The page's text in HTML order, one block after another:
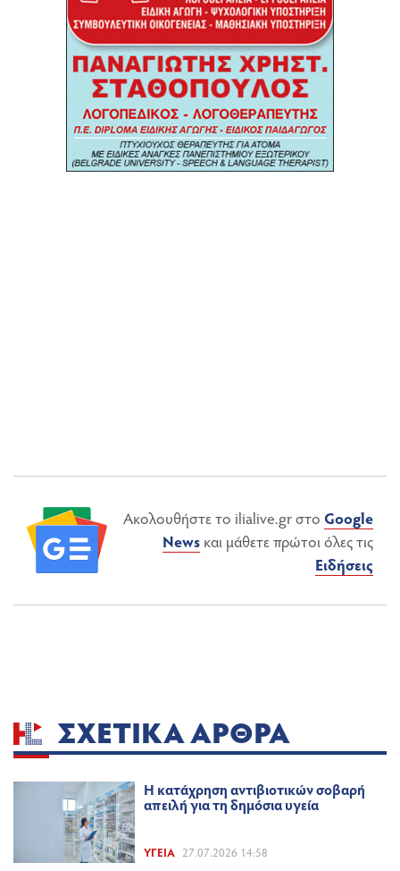
Ακολουθήστε το ilialive.gr στο Google
News και μάθετε πρώτοι όλες τις
Ειδήσεις
ΣΧΕΤΙΚΆ ΆΡΘΡΑ
Η κατάχρηση αντιβιοτικών σοβαρή
απειλή για τη δημόσια υγεία
ΥΓΕΊΑ 27.07.2026 14:58